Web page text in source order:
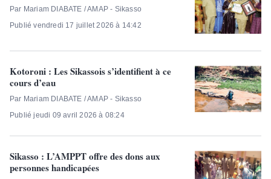
Par Mariam DIABATE / AMAP - Sikasso
Publié vendredi 17 juillet 2026 à 14:42
Kotoroni : Les Sikassois s’identifient à ce
cours d’eau
Par Mariam DIABATE / AMAP - Sikasso
Publié jeudi 09 avril 2026 à 08:24
Sikasso : L’AMPPT offre des dons aux
personnes handicapées